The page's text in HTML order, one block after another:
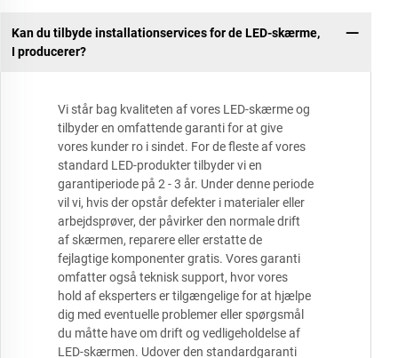
Kan du tilbyde installationservices for de LED-skærme,
I producerer?
Vi står bag kvaliteten af vores LED-skærme og
tilbyder en omfattende garanti for at give
vores kunder ro i sindet. For de fleste af vores
standard LED-produkter tilbyder vi en
garantiperiode på 2 - 3 år. Under denne periode
vil vi, hvis der opstår defekter i materialer eller
arbejdsprøver, der påvirker den normale drift
af skærmen, reparere eller erstatte de
fejlagtige komponenter gratis. Vores garanti
omfatter også teknisk support, hvor vores
hold af eksperters er tilgængelige for at hjælpe
dig med eventuelle problemer eller spørgsmål
du måtte have om drift og vedligeholdelse af
LED-skærmen. Udover den standardgaranti